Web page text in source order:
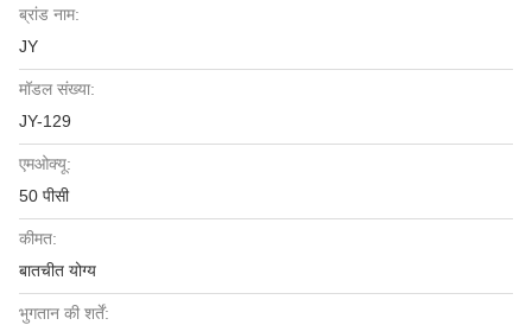
ब्रांड नाम:
JY
मॉडल संख्या:
JY-129
एमओक्यू:
50 पीसी
कीमत:
बातचीत योग्य
भुगतान की शर्तें: